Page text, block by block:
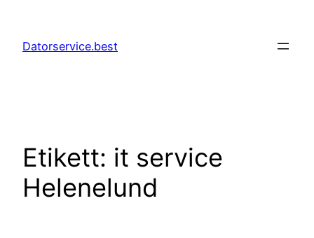
innehåll
Datorservice.best
Etikett: it service
Helenelund